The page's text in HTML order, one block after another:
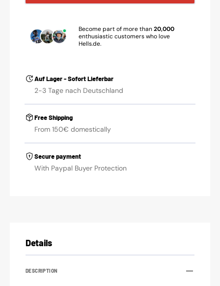
Details
DESCRIPTION
exhaust
suitable
for
Husqvarna
exhaust
Become part of more than20,000
enthusiastic customers who love
Hells.de.
Auf Lager - Sofort Lieferbar
2-3 Tage nach Deutschland
Free Shipping
From 150€ domestically
Secure payment
With Paypal Buyer Protection